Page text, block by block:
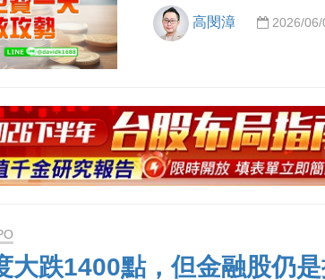
高閔漳 2026/
大跌1400點，但金融股仍